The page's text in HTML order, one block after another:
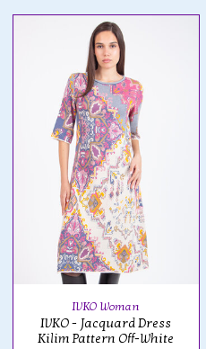
IVKO Woman
IVKO - Jacquard Dress
Kilim Pattern Off-White